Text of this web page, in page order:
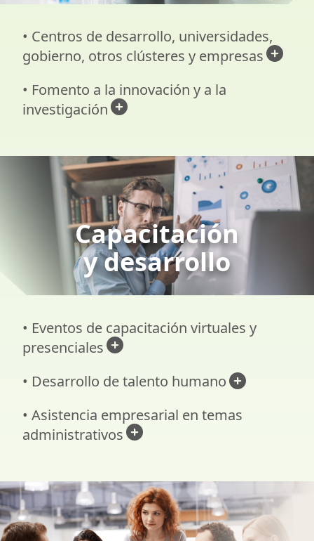
• Centros de desarrollo, universidades,
gobierno, otros clústeres y empresas
• Fomento a la innovación y a la
investigación
• Eventos de capacitación virtuales y
presenciales
• Desarrollo de talento humano
• Asistencia empresarial en temas
administrativos
Capacitación
y desarrollo